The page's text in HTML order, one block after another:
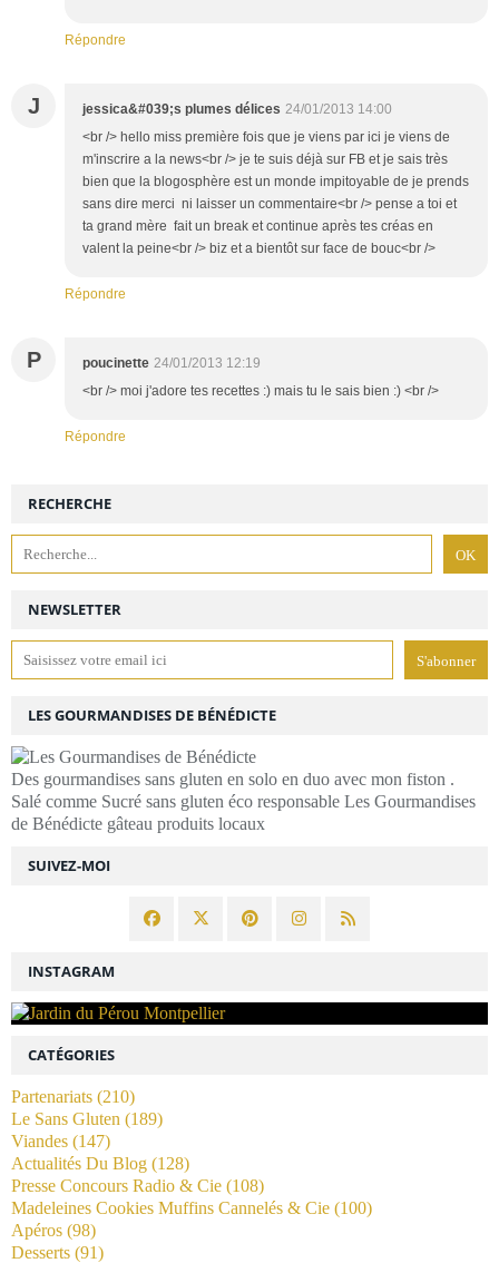
Répondre
J jessica&#039;s plumes délices 24/01/2013 14:00
<br /> hello miss première fois que je viens par ici je viens de
m'inscrire a la news<br /> je te suis déjà sur FB et je sais très
bien que la blogosphère est un monde impitoyable de je prends
sans dire merci ni laisser un commentaire<br /> pense a toi et
ta grand mère fait un break et continue après tes créas en
valent la peine<br /> biz et a bientôt sur face de bouc<br />
Répondre
P poucinette 24/01/2013 12:19
<br /> moi j'adore tes recettes :) mais tu le sais bien :) <br />
Répondre
NEWSLETTER
SUIVEZ-MOI
RECHERCHE
LES GOURMANDISES DE BÉNÉDICTE
Des gourmandises sans gluten en solo en duo avec mon fiston .
Salé comme Sucré sans gluten éco responsable Les Gourmandises
de Bénédicte gâteau produits locaux
INSTAGRAM
CATÉGORIES
Partenariats (210)
Le Sans Gluten (189)
Viandes (147)
Actualités Du Blog (128)
Presse Concours Radio & Cie (108)
Madeleines Cookies Muffins Cannelés & Cie (100)
Apéros (98)
Desserts (91)